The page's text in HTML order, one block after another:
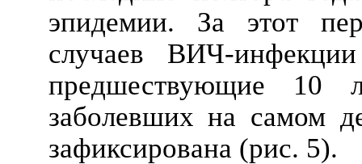
эпидемии. За этот
случаев ВИЧ-
предшествующие 10
заболевших на самом
зафиксирована (рис. 5).